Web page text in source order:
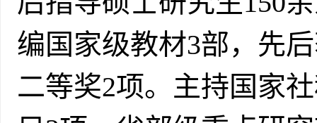
编国家级教材3部，先
二等奖2项。主持国家